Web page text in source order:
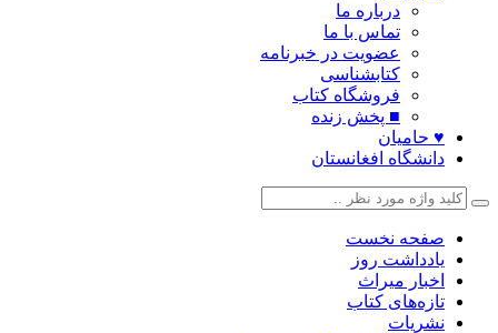
درباره ما
تماس با ما
عضویت در خبرنامه
کتابشناسی
فروشگاه کتاب
■ پخش زنده
♥ حامیان
دانشگاه افغانستان
صفحه نخست
یادداشت روز
اخبار میراث
تازه‌های کتاب
نشریات